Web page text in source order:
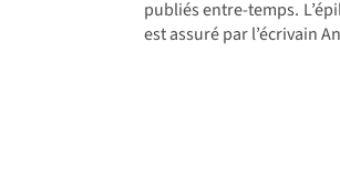
publiés entre-temps.
est assuré par l’écrivain